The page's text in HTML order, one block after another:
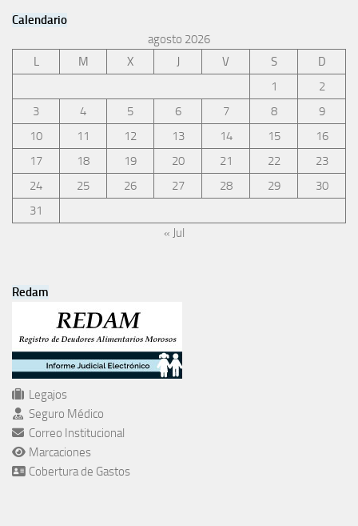
Calendario
agosto 2026
L
M X J V S
D
1
2
3
4 5 6 7 8
9
10
11 12 13 14 15
16
17
18 19 20 21 22
23
24
25 26 27 28 29
30
31
« Jul
Redam
Legajos
Seguro Médico
Correo Institucional
Marcaciones
Cobertura de Gastos